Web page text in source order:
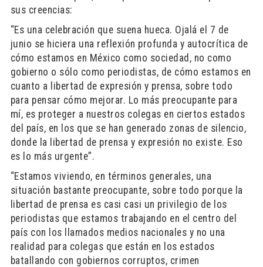
sus creencias:
“Es una celebración que suena hueca. Ojalá el 7 de
junio se hiciera una reflexión profunda y autocrítica de
cómo estamos en México como sociedad, no como
gobierno o sólo como periodistas, de cómo estamos en
cuanto a libertad de expresión y prensa, sobre todo
para pensar cómo mejorar. Lo más preocupante para
mí, es proteger a nuestros colegas en ciertos estados
del país, en los que se han generado zonas de silencio,
donde la libertad de prensa y expresión no existe. Eso
es lo más urgente”.
“Estamos viviendo, en términos generales, una
situación bastante preocupante, sobre todo porque la
libertad de prensa es casi casi un privilegio de los
periodistas que estamos trabajando en el centro del
país con los llamados medios nacionales y no una
realidad para colegas que están en los estados
batallando con gobiernos corruptos, crimen